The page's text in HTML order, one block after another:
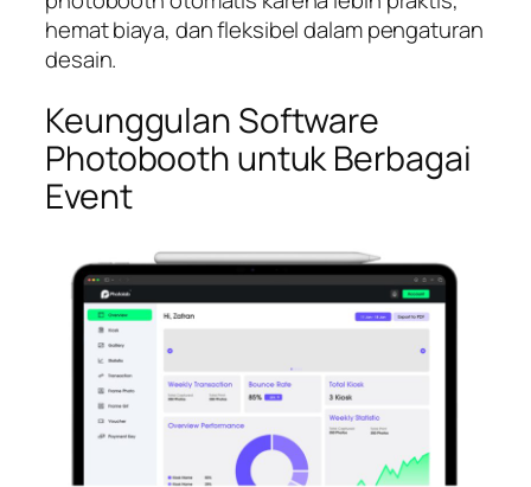
hemat biaya, dan fleksibel dalam pengaturan
desain.
Keunggulan Software
Photobooth untuk Berbagai
Event